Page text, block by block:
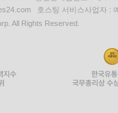
호스팅 서비스사업자 :
All Rights Reserved.